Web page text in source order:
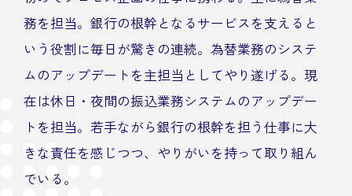
務を担当。銀行の根幹となるサービスを支えると
いう役割に毎日が驚きの連続。為替業務のシステ
ムのアップデートを主担当としてやり遂げる。現
在は休日・夜間の振込業務システムのアップデー
トを担当。若手ながら銀行の根幹を担う仕事に大
きな責任を感じつつ、やりがいを持って取り組ん
でいる。